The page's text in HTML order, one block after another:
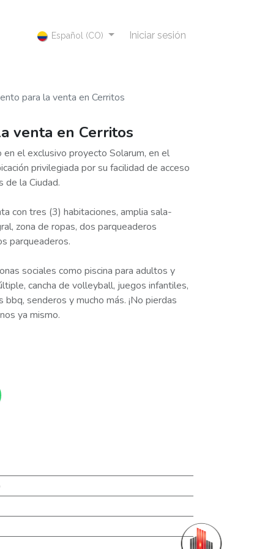
Español (CO) Iniciar sesión
para la venta en Cerritos
venta en Cerritos
el exclusivo proyecto Solarum, en el
privilegiada por su facilidad de acceso
de la Ciudad.
con tres (3) habitaciones, amplia sala-
zona de ropas, dos parqueaderos
parqueaderos.
sociales como piscina para adultos y
cancha de volleyball, juegos infantiles,
bbq, senderos y mucho más. ¡No pierdas
ya mismo.